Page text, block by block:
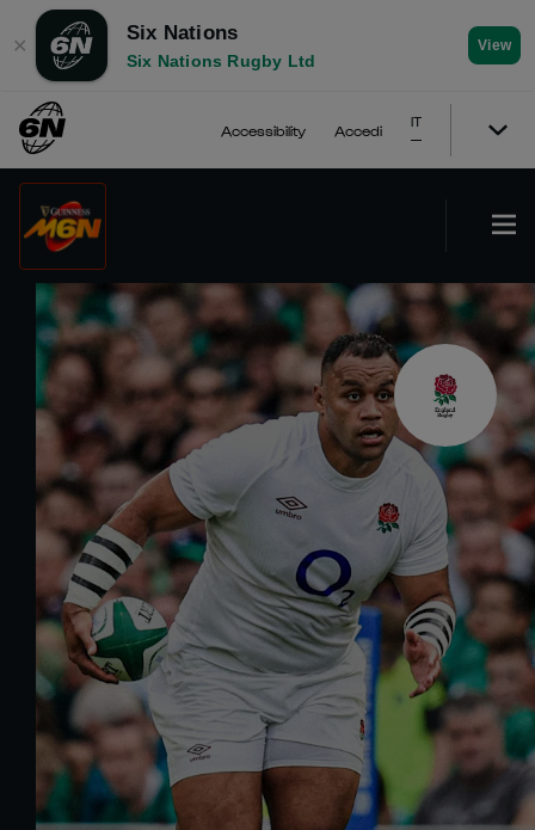
✕
Six Nations
Six Nations Rugby Ltd
View
Accessibility Accedi
IT